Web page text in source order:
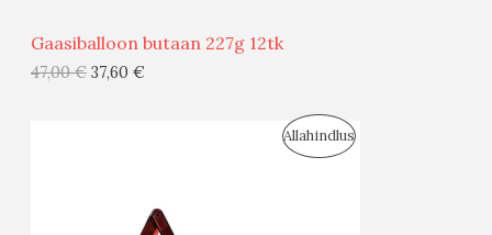
S
Gaasiballoon butaan 227g 12tk
47,00€ 37,60 €
AllahindlusS